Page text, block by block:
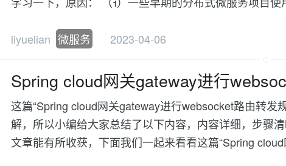
liyuelian 微服务 2023-04-06
Spring cloud网关gateway进行
这篇“Spring cloud网关gateway进行websocket路由转发
解，所以小编给大家总结了以下内容，内容详细，步骤
文章能有所收获，下面我们一起来看看这篇“Spring